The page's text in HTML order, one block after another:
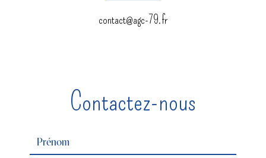
contact@agc-79.fr
Contactez-nous